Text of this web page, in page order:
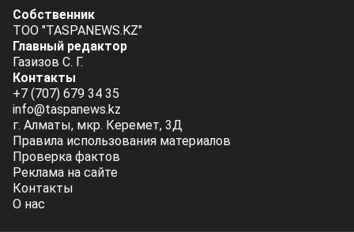
Собственник
ТОО "TASPANEWS.KZ"
Главный редактор
Газизов С. Г.
Контакты
+7 (707) 679 34 35
info@taspanews.kz
г. Алматы, мкр. Керемет, 3Д
Правила использования материалов
Проверка фактов
Реклама на сайте
Контакты
О нас